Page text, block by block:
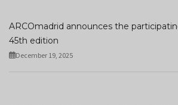
ARCOmadrid announces the
45th edition
December 19, 2025